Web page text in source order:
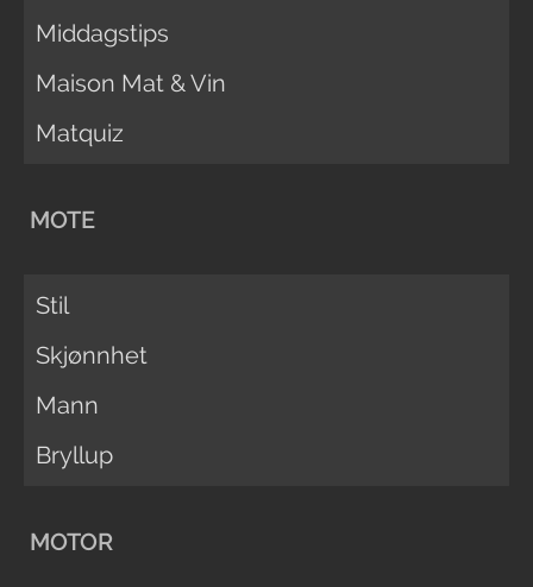
Middagstips
Maison Mat & Vin
Matquiz
MOTE
Stil
Skjønnhet
Mann
Bryllup
MOTOR